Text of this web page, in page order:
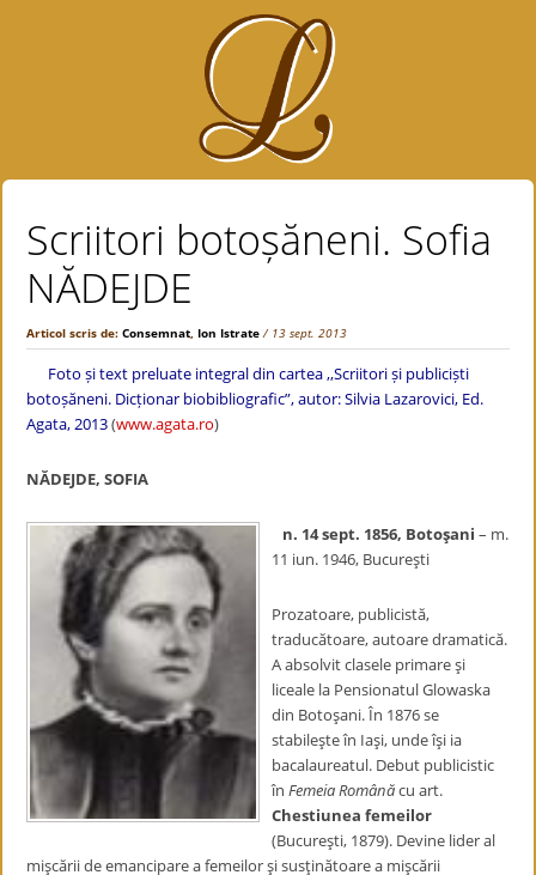
Scriitori botoșăneni. Sofia
NĂDEJDE
Articol scris de:Consemnat,Ion Istrate / 13 sept. 2013
Foto și text preluate integral din cartea ,,Scriitori și publiciști
botoșăneni. Dicționar biobibliografic”, autor: Silvia Lazarovici, Ed.
Agata, 2013(www.agata.ro)
NĂDEJDE, SOFIA
n. 14 sept. 1856, Botoşani – m.
11 iun. 1946, Bucureşti
Prozatoare, publicistă,
traducătoare, autoare dramatică.
A absolvit clasele primare şi
liceale la Pensionatul Glowaska
din Botoşani. În 1876 se
stabileşte în Iaşi, unde îşi ia
bacalaureatul. Debut publicistic
înFemeia Românăcu art.
Chestiunea femeilor
(Bucureşti, 1879). Devine lider al
mişcării de emancipare a femeilor şi susţinătoare a mişcării